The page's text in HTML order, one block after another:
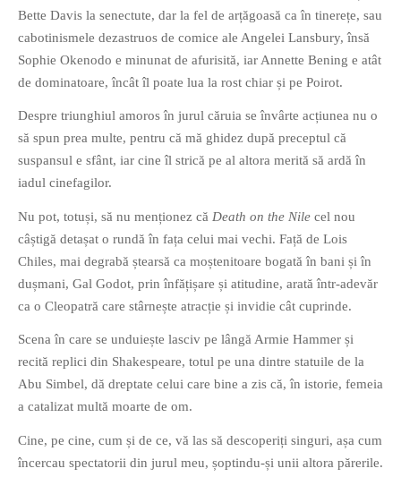
Bette Davis la senectute, dar la fel de arțăgoasă ca în tinerețe, sau
cabotinismele dezastruos de comice ale Angelei Lansbury, însă
Sophie Okenodo e minunat de afurisită, iar Annette Bening e atât
de dominatoare, încât îl poate lua la rost chiar și pe Poirot.
Despre triunghiul amoros în jurul căruia se învârte acțiunea nu o
să spun prea multe, pentru că mă ghidez după preceptul că
suspansul e sfânt, iar cine îl strică pe al altora merită să ardă în
iadul cinefagilor.
Nu pot, totuși, să nu menționez că Death on the Nile cel nou
câștigă detașat o rundă în fața celui mai vechi. Față de Lois
Chiles, mai degrabă ștearsă ca moștenitoare bogată în bani și în
dușmani, Gal Godot, prin înfățișare și atitudine, arată într-adevăr
ca o Cleopatră care stârnește atracție și invidie cât cuprinde.
Scena în care se unduiește lasciv pe lângă Armie Hammer și
recită replici din Shakespeare, totul pe una dintre statuile de la
Abu Simbel, dă dreptate celui care bine a zis că, în istorie, femeia
a catalizat multă moarte de om.
Cine, pe cine, cum și de ce, vă las să descoperiți singuri, așa cum
încercau spectatorii din jurul meu, șoptindu-și unii altora părerile.